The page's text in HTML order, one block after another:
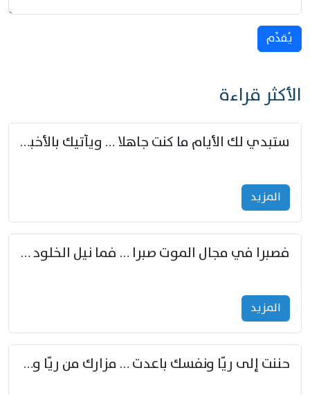
يُقدِّم
الأكثر قراءة
ستبدي لك الأيام ما كنت جاهلا … ويأتيك بالأخبار من لم تزوّد
المزید
فصبرا في مجال الموت صبرا … فما نيل الخلود بمستطاع
المزید
حننت إلى ريّا ونفسك باعدت … مزارك من ريّا وشعباكما معا